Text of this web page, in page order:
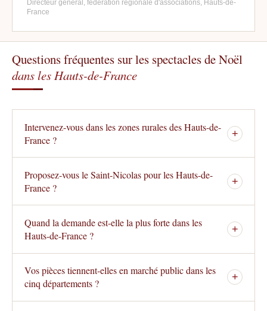
Directeur général, fédération régionale d'associations, Hauts-de-
France
Questions fréquentes sur les spectacles de Noël
dans les Hauts-de-France
Intervenez-vous dans les zones rurales des Hauts-de-
France ?
+
Proposez-vous le Saint-Nicolas pour les Hauts-de-
France ?
+
Quand la demande est-elle la plus forte dans les
Hauts-de-France ?
+
Vos pièces tiennent-elles en marché public dans les
cinq départements ?
+